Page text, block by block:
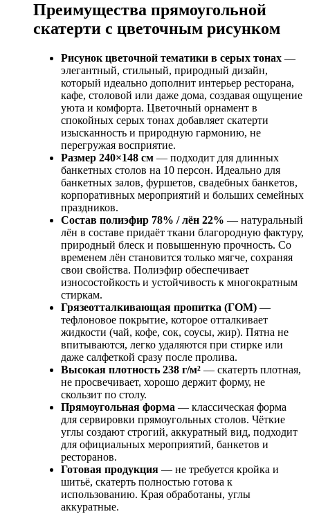
Преимущества прямоугольной
скатерти с цветочным рисунком
Рисунок цветочной тематики в серых тонах —
элегантный, стильный, природный дизайн,
который идеально дополнит интерьер ресторана,
кафе, столовой или даже дома, создавая ощущение
уюта и комфорта. Цветочный орнамент в
спокойных серых тонах добавляет скатерти
изысканность и природную гармонию, не
перегружая восприятие.
Размер 240×148 см — подходит для длинных
банкетных столов на 10 персон. Идеально для
банкетных залов, фуршетов, свадебных банкетов,
корпоративных мероприятий и больших семейных
праздников.
Состав полиэфир 78% / лён 22% — натуральный
лён в составе придаёт ткани благородную фактуру,
природный блеск и повышенную прочность. Со
временем лён становится только мягче, сохраняя
свои свойства. Полиэфир обеспечивает
износостойкость и устойчивость к многократным
стиркам.
Грязеотталкивающая пропитка (ГОМ) —
тефлоновое покрытие, которое отталкивает
жидкости (чай, кофе, сок, соусы, жир). Пятна не
впитываются, легко удаляются при стирке или
даже салфеткой сразу после пролива.
Высокая плотность 238 г/м² — скатерть плотная,
не просвечивает, хорошо держит форму, не
скользит по столу.
Прямоугольная форма — классическая форма
для сервировки прямоугольных столов. Чёткие
углы создают строгий, аккуратный вид, подходит
для официальных мероприятий, банкетов и
ресторанов.
Готовая продукция — не требуется кройка и
шитьё, скатерть полностью готова к
использованию. Края обработаны, углы
аккуратные.